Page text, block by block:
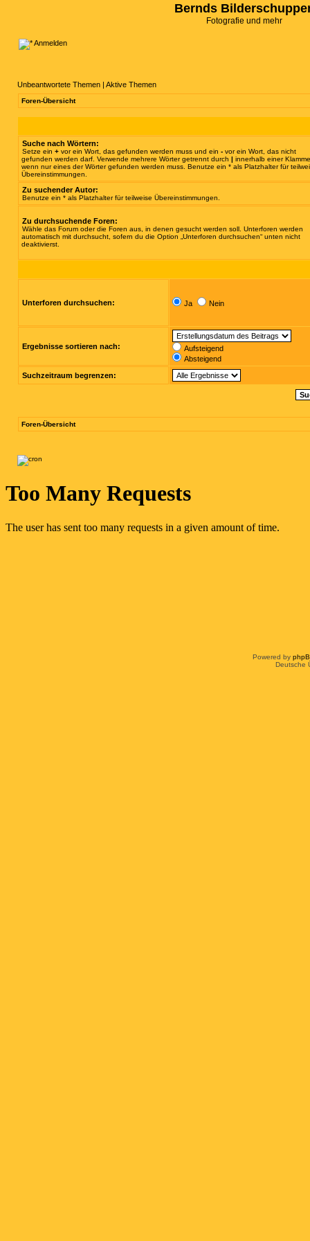
Bernds
Fotografie und mehr
Anmelden
Unbeantwortete Themen | Aktive Themen
Foren-Übersicht
Suche nach Wörtern:
Setze ein + vor ein Wort, das gefunden werden muss und ein - vor ein Wort, das nicht
gefunden werden darf. Verwende mehrere Wörter getrennt durch | innerhalb einer
wenn nur eines der Wörter gefunden werden muss. Benutze ein * als Platzhalter für
Übereinstimmungen.
Zu suchender Autor:
Benutze ein * als Platzhalter für teilweise Übereinstimmungen.
Zu durchsuchende Foren:
Wähle das Forum oder die Foren aus, in denen gesucht werden soll. Unterforen werden
automatisch mit durchsucht, sofern du die Option „Unterforen durchsuchen“ unten nicht
deaktivierst.
Unterforen durchsuchen: Ja Nein
Ergebnisse sortieren nach:
Aufsteigend
Absteigend
Suchzeitraum begrenzen:
Foren-Übersicht
Powered by
Deutsche